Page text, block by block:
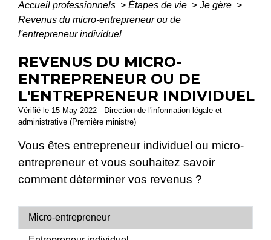
Accueil professionnels > Étapes de vie > Je gère >
Revenus du micro-entrepreneur ou de
l'entrepreneur individuel
REVENUS DU MICRO-
ENTREPRENEUR OU DE
L'ENTREPRENEUR INDIVIDUEL
Vérifié le 15 May 2022 - Direction de l'information légale et
administrative (Première ministre)
Vous êtes entrepreneur individuel ou micro-
entrepreneur et vous souhaitez savoir
comment déterminer vos revenus ?
Micro-entrepreneur